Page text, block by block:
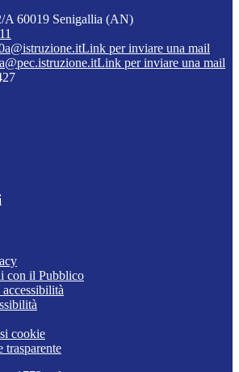
A 60019 Senigallia (AN)
Link per inviare una mail
Link per inviare una mail
con il Pubblico
cookie
trasparente